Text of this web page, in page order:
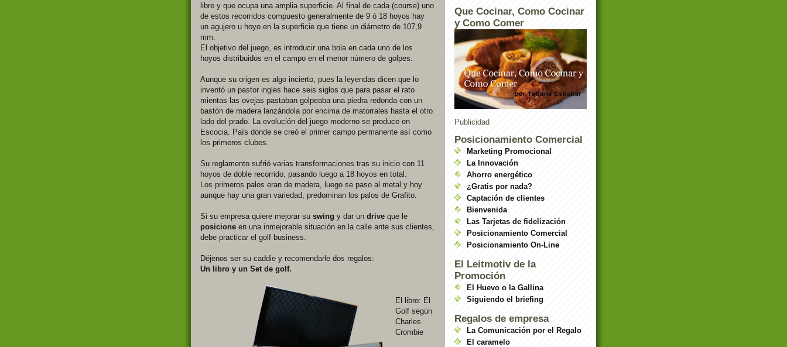
libre y que ocupa una amplia superficie. Al final de cada (course) uno
de estos recorridos compuesto generalmente de 9 ó 18 hoyos hay
un agujero u hoyo en la superficie que tiene un diámetro de 107,9
mm.
El objetivo del juego, es introducir una bola en cada uno de los
hoyos distribuidos en el campo en el menor número de golpes.
Aunque su origen es algo incierto, pues la leyendas dicen que lo
inventó un pastor ingles hace seis siglos que para pasar el rato
mientas las ovejas pastaban golpeaba una piedra redonda con un
bastón de madera lanzándola por encima de matorrales hasta el otro
lado del prado. La evolución del juego moderno se produce en
Escocia. País donde se creó el primer campo permanente así como
los primeros clubes.
Su reglamento sufrió varias transformaciones tras su inicio con 11
hoyos de doble recorrido, pasando luego a 18 hoyos en total.
Los primeros palos eran de madera, luego se paso al metal y hoy
aunque hay una gran variedad, predominan los palos de Grafito.
Si su empresa quiere mejorar su swing y dar un drive que le
posicione en una inmejorable situación en la calle ante sus clientes,
debe practicar el golf business.
Déjenos ser su caddie y recomendarle dos regalos:
Un libro y un Set de golf.
El libro: El
Golf según
Charles
Crombie
Que Cocinar, Como Cocinar
y Como Comer
Publicidad
Posicionamiento Comercial
Marketing Promocional
La Innovación
Ahorro energético
¿Gratis por nada?
Captación de clientes
Bienvenida
Las Tarjetas de fidelización
Posicionamiento Comercial
Posicionamiento On-Line
El Leitmotiv de la
Promoción
El Huevo o la Gallina
Siguiendo el briefing
Regalos de empresa
La Comunicación por el Regalo
El caramelo